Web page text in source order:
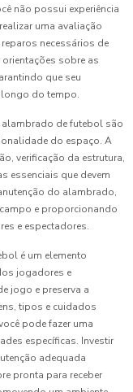
não possui experiência
uma avaliação
necessários de
sobre as
que seu
do tempo.
alambrado de futebol são
do espaço. A
verificação da estrutura,
essenciais que devem
do alambrado,
e proporcionando
e espectadores.
é um elemento
jogadores e
jogo e preserva a
tipos e cuidados
pode fazer uma
específicas. Investir
adequada
pronta para receber